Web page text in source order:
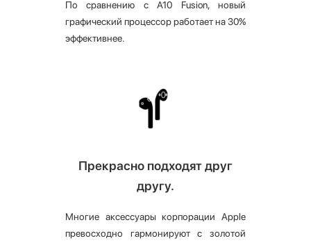
По сравнению с A10 Fusion, новый
графический процессор работает на 30%
эффективнее.
Прекрасно подходят друг
другу.
Многие аксессуары корпорации Apple
превосходно гармонируют с золотой